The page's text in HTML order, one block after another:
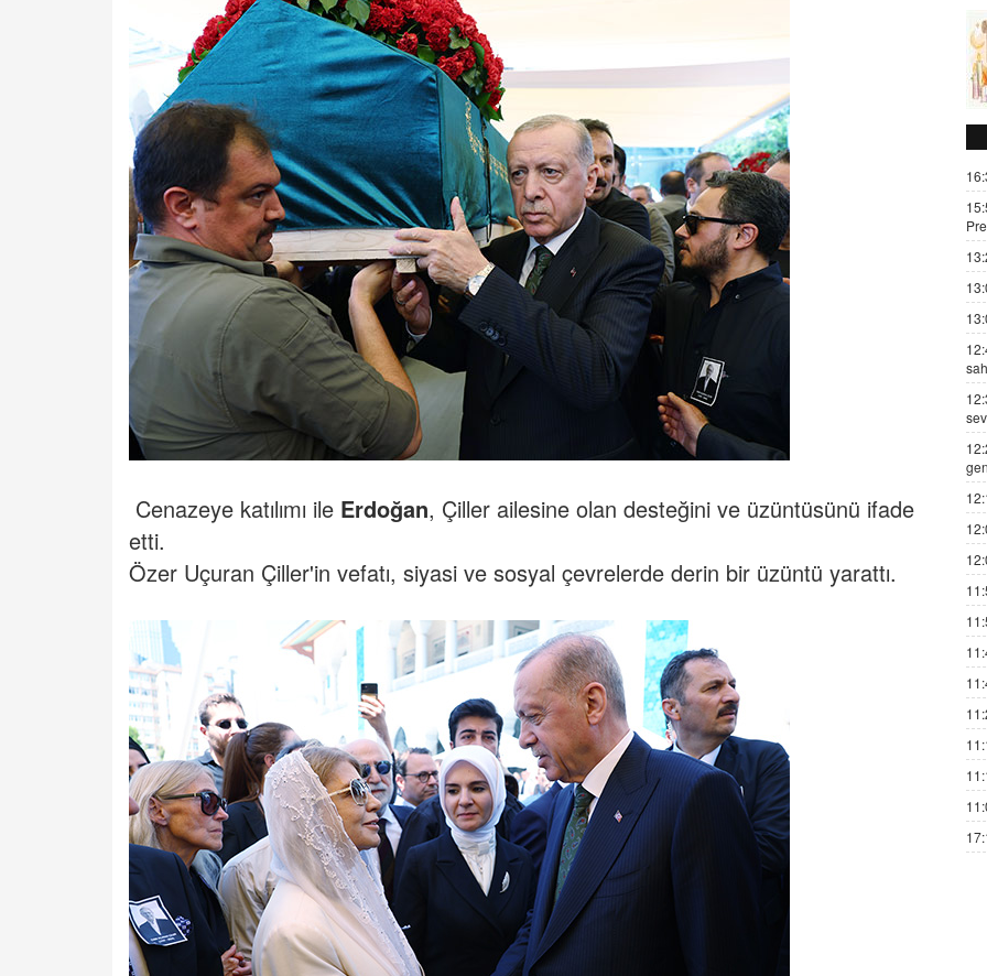
Cenazeye katılımı ile Erdoğan, Çiller ailesine olan desteğini ve üzüntüsünü ifade
etti.
Özer Uçuran Çiller'in vefatı, siyasi ve sosyal çevrelerde derin bir üzüntü yarattı.